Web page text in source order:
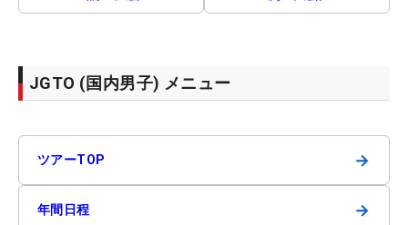
JGTO (国内男子) メニュー
ツアーTOP →
年間日程 →